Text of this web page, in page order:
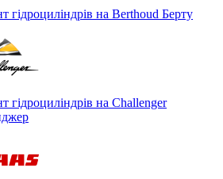
гідроциліндрів на Berthoud Берту
гідроциліндрів на Challenger